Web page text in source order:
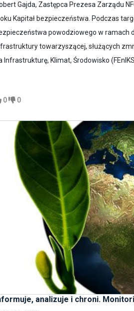
Gajda, Zastępca Prezesa Zarządu
Kapitał bezpieczeństwa. Podczas
powodziowego w ramach
towarzyszącej, służących
Infrastrukturę, Klimat, Środowisko (FEnIKS)
0
0
analizuje i chroni.